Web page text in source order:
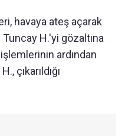
havaya ateş açarak
Tuncay H.'yi gözaltına
ardından
çıkarıldığı